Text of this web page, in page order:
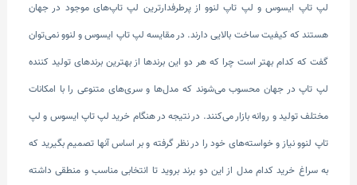
لپ تاپ ایسوس و لپ تاپ لنوو از پرطرفدارترین لپ تاپ‌های موجود در جهان
هستند که کیفیت ساخت بالایی دارند. در مقایسه لپ تاپ ایسوس و لنوو نمی‌توان
گفت که کدام بهتر است چرا که هر دو این برندها از بهترین برندهای تولید کننده
لپ تاپ در جهان محسوب می‌شوند که مدل‌ها و سری‌های متنوعی را با امکانات
مختلف تولید و روانه بازار می‌کنند. در نتیجه در هنگام خرید لپ تاپ ایسوس و لپ
تاپ لنوو نیاز و خواسته‌های خود را در نظر گرفته و بر اساس آنها تصمیم بگیرید که
به سراغ خرید کدام مدل از این دو برند بروید تا انتخابی مناسب و منطقی داشته